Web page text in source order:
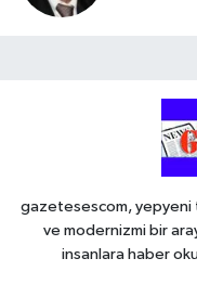
gazetesescom, yepyeni
ve modernizmi bir
insanlara haber